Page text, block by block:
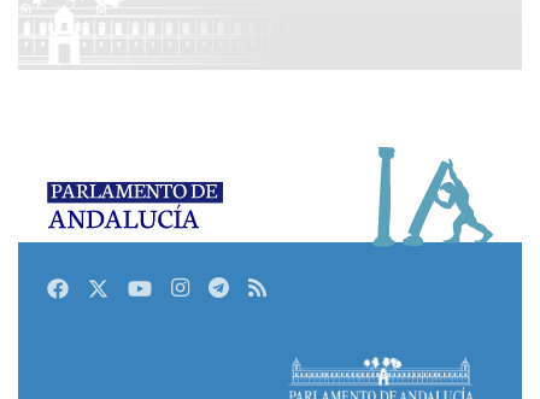
FacebookTwitterYoutubeInstagram
Telegram
RSS